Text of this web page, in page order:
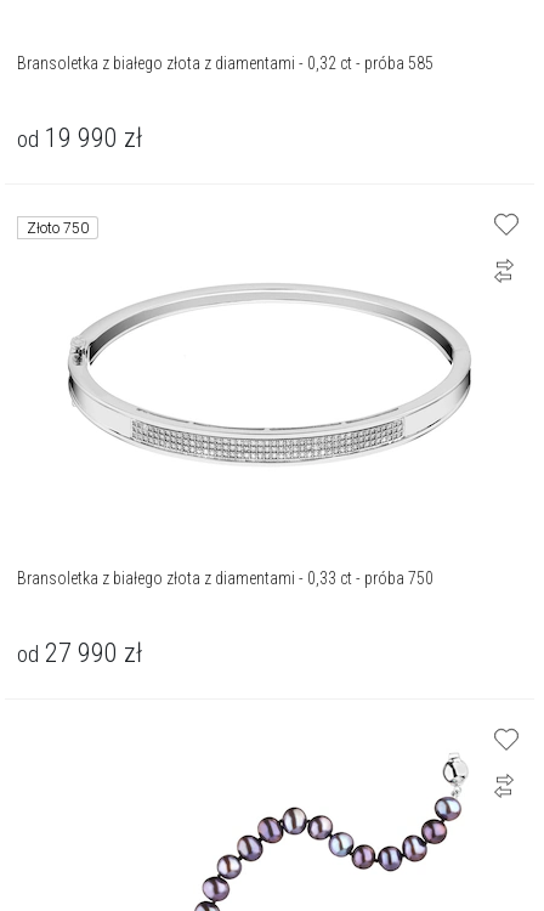
Bransoletka z białego złota z diamentami - 0,32 ct - próba 585
od 19 990 zł
Złoto 750
Bransoletka z białego złota z diamentami - 0,33 ct - próba 750
od 27 990 zł